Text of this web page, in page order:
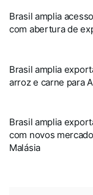
Brasil amplia
com abertura de
Brasil amplia
arroz e carne para
Brasil amplia
com novos
Malásia